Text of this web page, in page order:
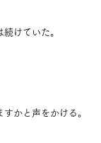
けていた。
かと声をかける。